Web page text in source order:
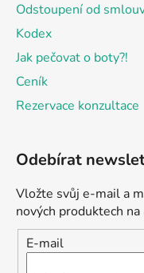
Odstoupení od
Kodex
Jak pečovat o boty?!
Ceník
Rezervace konzultace
Odebírat
Vložte svůj e-mail a
nových produktech
E-mail